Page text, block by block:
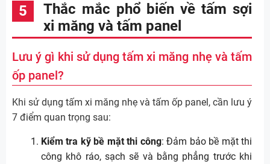
Thắc mắc phổ biến về tấm sợi
xi măng và tấm panel
Lưu ý gì khi sử dụng tấm xi măng nhẹ và tấm
ốp panel?
Khi sử dụng tấm xi măng nhẹ và tấm ốp panel, cần lưu ý
7 điểm quan trọng sau:
Kiểm tra kỹ bề mặt thi công: Đảm bảo bề mặt thi
công khô ráo, sạch sẽ và bằng phẳng trước khi